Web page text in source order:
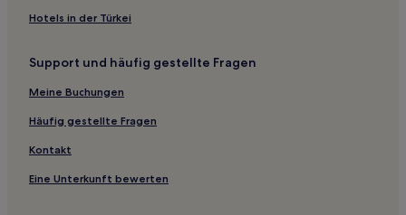
Hotels mit Parkplatz in Bollendorf
Haustierfreundliche in Bitburg
Hotels mit Parkplatz in Trier-Nord
Familien in Trier-Nord
Hotels mit Pool in Ediger-Eller
Hotels mit Parkplatz in Alf
Hotels in der Türkei
Support und häufig gestellte Fragen
Meine Buchungen
Häufig gestellte Fragen
Kontakt
Eine Unterkunft bewerten